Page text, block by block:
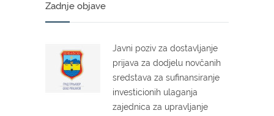
Zadnje objave
Javni poziv za dostavljanje
prijava za dodjelu novčanih
sredstava za sufinansiranje
investicionih ulaganja
zajednica za upravljanje